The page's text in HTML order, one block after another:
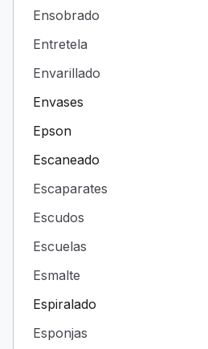
Ensobrado
Entretela
Envarillado
Envases
Epson
Escaneado
Escaparates
Escudos
Escuelas
Esmalte
Espiralado
Esponjas